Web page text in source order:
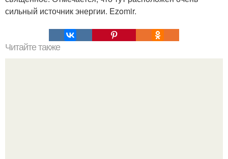
сильный источник энергии. Ezomir.
Читайте также